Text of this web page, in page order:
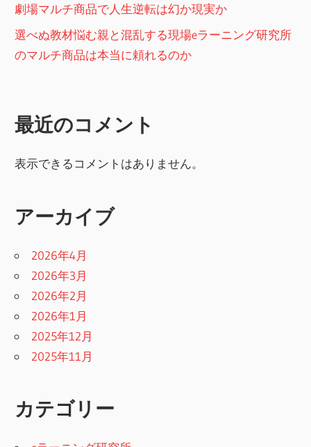
劇場マルチ商品で人生逆転は幻か現実か
選べぬ教材悩む親と混乱する現場eラーニング研究所
のマルチ商品は本当に頼れるのか
最近のコメント
表示できるコメントはありません。
アーカイブ
2026年4月
2026年3月
2026年2月
2026年1月
2025年12月
2025年11月
カテゴリー